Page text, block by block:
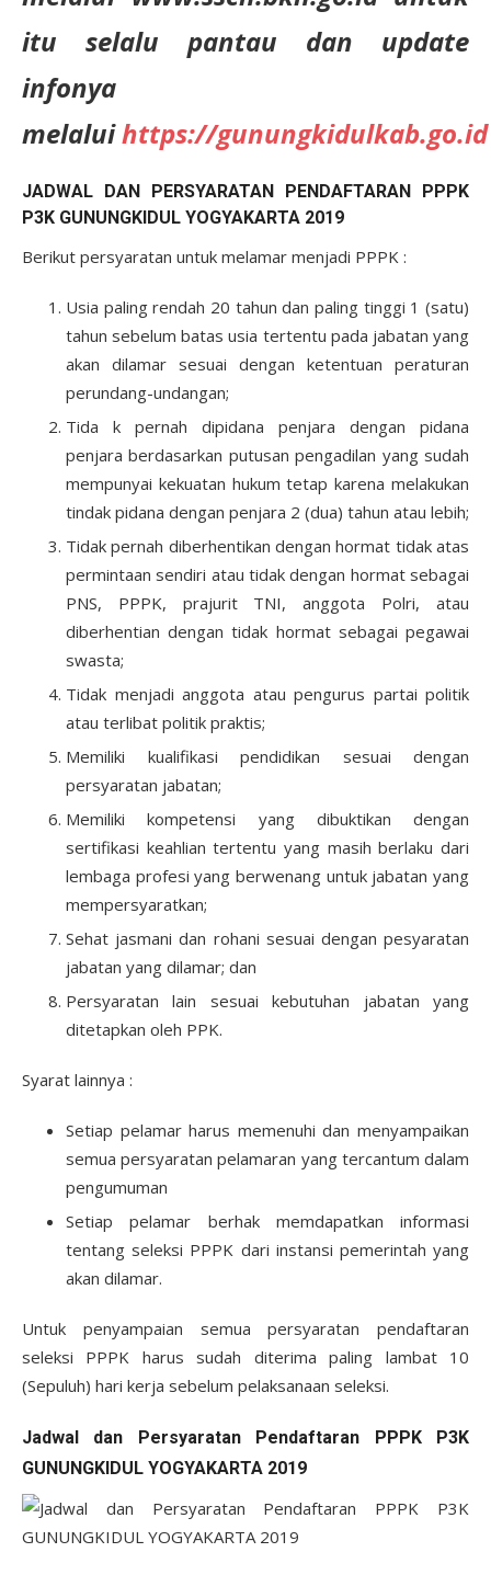
itu selalu pantau dan update
infonya
melaluihttps://gunungkidulkab.go.id
JADWAL DAN PERSYARATAN PENDAFTARAN PPPK
P3K GUNUNGKIDUL YOGYAKARTA 2019
Berikut persyaratan untuk melamar menjadi PPPK :
Usia paling rendah 20 tahun dan paling tinggi 1 (satu)
tahun sebelum batas usia tertentu pada jabatan yang
akan dilamar sesuai dengan ketentuan peraturan
perundang-undangan;
Tida k pernah dipidana penjara dengan pidana
penjara berdasarkan putusan pengadilan yang sudah
mempunyai kekuatan hukum tetap karena melakukan
tindak pidana dengan penjara 2 (dua) tahun atau lebih;
Tidak pernah diberhentikan dengan hormat tidak atas
permintaan sendiri atau tidak dengan hormat sebagai
PNS, PPPK, prajurit TNI, anggota Polri, atau
diberhentian dengan tidak hormat sebagai pegawai
swasta;
Tidak menjadi anggota atau pengurus partai politik
atau terlibat politik praktis;
Memiliki kualifikasi pendidikan sesuai dengan
persyaratan jabatan;
Memiliki kompetensi yang dibuktikan dengan
sertifikasi keahlian tertentu yang masih berlaku dari
lembaga profesi yang berwenang untuk jabatan yang
mempersyaratkan;
Sehat jasmani dan rohani sesuai dengan pesyaratan
jabatan yang dilamar; dan
Persyaratan lain sesuai kebutuhan jabatan yang
ditetapkan oleh PPK.
Syarat lainnya :
Setiap pelamar harus memenuhi dan menyampaikan
semua persyaratan pelamaran yang tercantum dalam
pengumuman
Setiap pelamar berhak memdapatkan informasi
tentang seleksi PPPK dari instansi pemerintah yang
akan dilamar.
Untuk penyampaian semua persyaratan pendaftaran
seleksi PPPK harus sudah diterima paling lambat 10
(Sepuluh) hari kerja sebelum pelaksanaan seleksi.
Jadwal dan Persyaratan Pendaftaran PPPK P3K
GUNUNGKIDUL YOGYAKARTA 2019